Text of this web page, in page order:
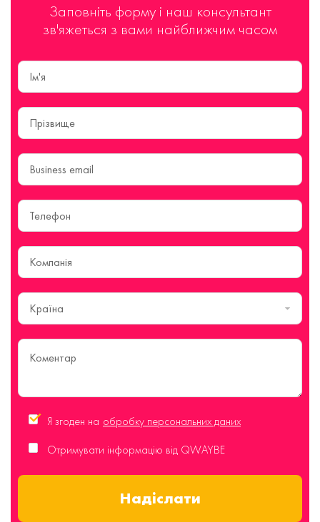
Заповніть форму і наш консультант
зв'яжеться з вами найближчим часом
Країна
Я згоден на обробку персональних даних
Отримувати інформацію від QWAYBE
Надіслати